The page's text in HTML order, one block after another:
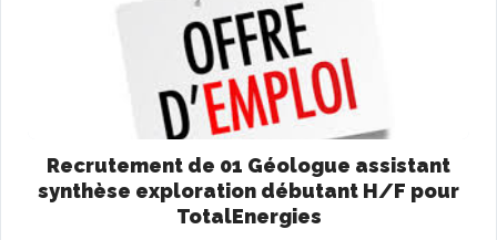
Recrutement de 01 Géologue assistant
synthèse exploration débutant H/F pour
TotalEnergies